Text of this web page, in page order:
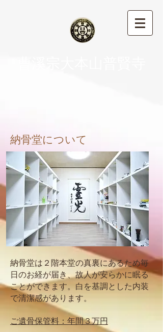
納骨堂について
納骨堂は２階本堂の真裏にあるため毎
日のお経が届き、故人が安らかに眠る
ことができます。白を基調とした内装
で清潔感があります。
ご遺骨保管料：年間３万円